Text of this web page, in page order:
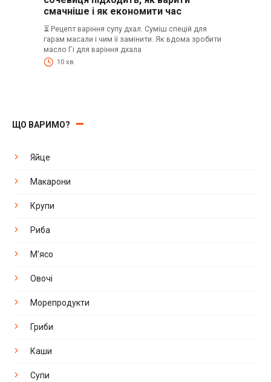
смачніше і як економити час
⏳ Рецепт варіння супу дхал. Суміш спецій для
гарам масали і чим її замінити. Як вдома зробити
масло Гі для варіння дхала
10 хв.
ЩО ВАРИМО?
Яйце
Макарони
Крупи
Риба
М'ясо
Овочі
Морепродукти
Гриби
Каши
Супи